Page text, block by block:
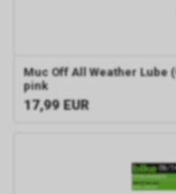
Muc Off All Weather Lube
pink
17,99 EUR